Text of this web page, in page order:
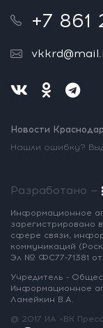
+7 861
Новости
Нашли ошибку?
Разработано —
Информационное
зарегистрировано
сфере связи,
коммуникаций
Эл № ФС77-71381
Учредитель -
Информационное
Ламейкин В.А.
@ 2017 ИА «ВК